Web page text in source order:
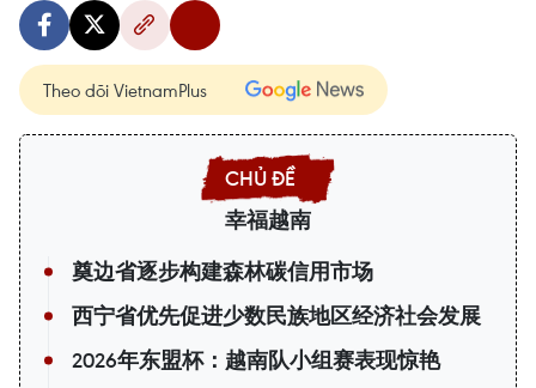
Theo dõi VietnamPlus
幸福越南
奠边省逐步构建森林碳信用市场
西宁省优先促进少数民族地区经济社会发展
2026年东盟杯：越南队小组赛表现惊艳